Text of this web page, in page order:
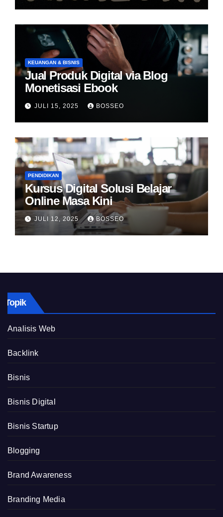
KEUANGAN & BISNIS
Jual Produk Digital via Blog
Monetisasi Ebook
JULI 15, 2025 BOSSEO
PENDIDIKAN
Kursus Digital Solusi Belajar
Online Masa Kini
JULI 12, 2025 BOSSEO
Topik
Analisis Web
Backlink
Bisnis
Bisnis Digital
Bisnis Startup
Blogging
Brand Awareness
Branding Media